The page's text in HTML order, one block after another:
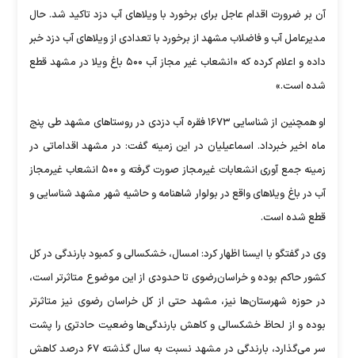
آن بر ضرورت اقدام عاجل برای برخورد با ویلا‌های آب دزد تاکید شد. حال
مدیرعامل آب و فاضلاب مشهد از برخورد با تعدادی از ویلا‌های آب دزد خبر
داده و اعلام کرده که «انشعاب غیر مجاز آب ۵۰۰ باغ ویلا در مشهد قطع
شده است.»
او همچنین از شناسایی ۱۶۷۳ فقره آب دزدی در روستا‌های مشهد طی پنج
ماه اخیر خبرداد. اسماعیلیان در این زمینه گفت: در مشهد اقداماتی در
زمینه جمع آوری انشعابات غیرمجاز صورت گرفته و ۵۰۰ انشعاب غیرمجاز
آب در باغ ویلا‌های واقع در بولوار شاهنامه و حاشیه شهر مشهد شناسایی و
قطع شده است.
وی در گفتگو با ایسنا اظهار کرد: امسال، خشکسالی و کمبود بارندگی در کل
کشور حاکم بوده و خراسان‌رضوی تا حدودی از این موضوع متاثرتر است،
در حوزه شهرستان‌ها نیز، مشهد حتی از کل خراسان رضوی نیز متاثرتر
بوده و از لحاظ خشکسالی و کاهش بارندگی‌ها وضعیت حادتری را پشت
سر می‌گذارد، بارندگی در مشهد نسبت به سال گذشته ۶۷ درصد کاهش